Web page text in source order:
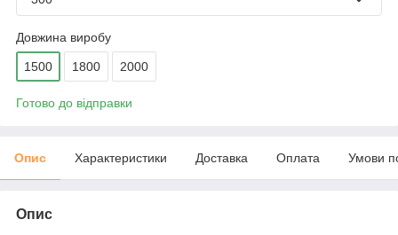
Довжина виробу
1500 1800 2000
Готово до відправки
Опис Характеристики Доставка Оплата Умови
Опис